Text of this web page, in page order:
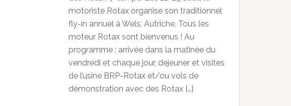
motoriste Rotax organise son traditionnel
fly-in annuel à Wels, Autriche. Tous les
moteur Rotax sont bienvenus ! Au
programme : arrivée dans la matinée du
vendredi et chaque jour, dejeuner et visites
de l’usine BRP-Rotax et/ou vols de
démonstration avec des Rotax […]